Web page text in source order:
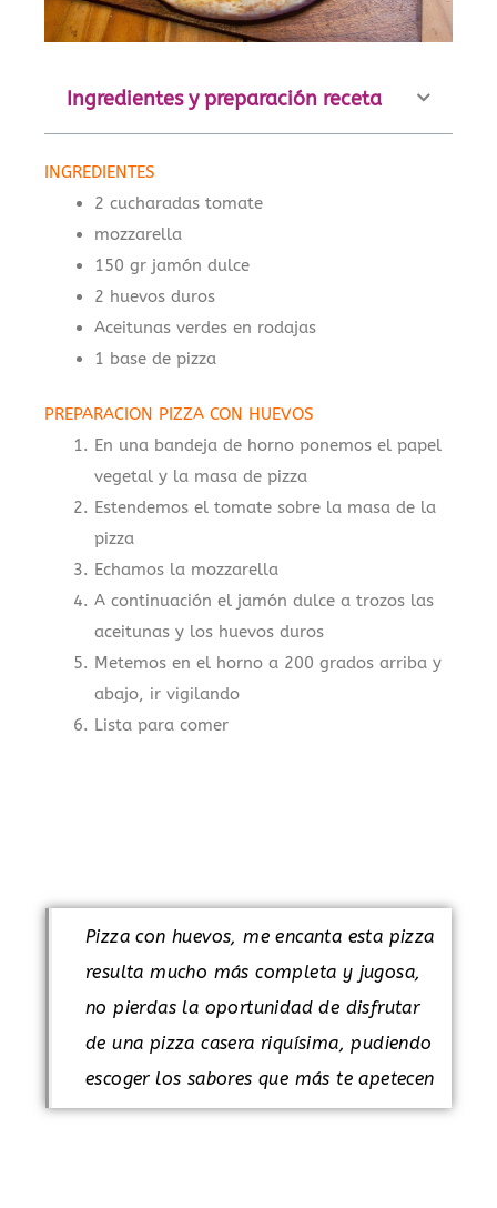
Ingredientes y preparación receta
INGREDIENTES
2 cucharadas tomate
mozzarella
150 gr jamón dulce
2 huevos duros
Aceitunas verdes en rodajas
1 base de pizza
PREPARACION PIZZA CON HUEVOS
En una bandeja de horno ponemos el papel
vegetal y la masa de pizza
Estendemos el tomate sobre la masa de la
pizza
Echamos la mozzarella
A continuación el jamón dulce a trozos las
aceitunas y los huevos duros
Metemos en el horno a 200 grados arriba y
abajo, ir vigilando
Lista para comer
Pizza con huevos, me encanta esta pizza
resulta mucho más completa y jugosa,
no pierdas la oportunidad de disfrutar
de una pizza casera riquísima, pudiendo
escoger los sabores que más te apetecen